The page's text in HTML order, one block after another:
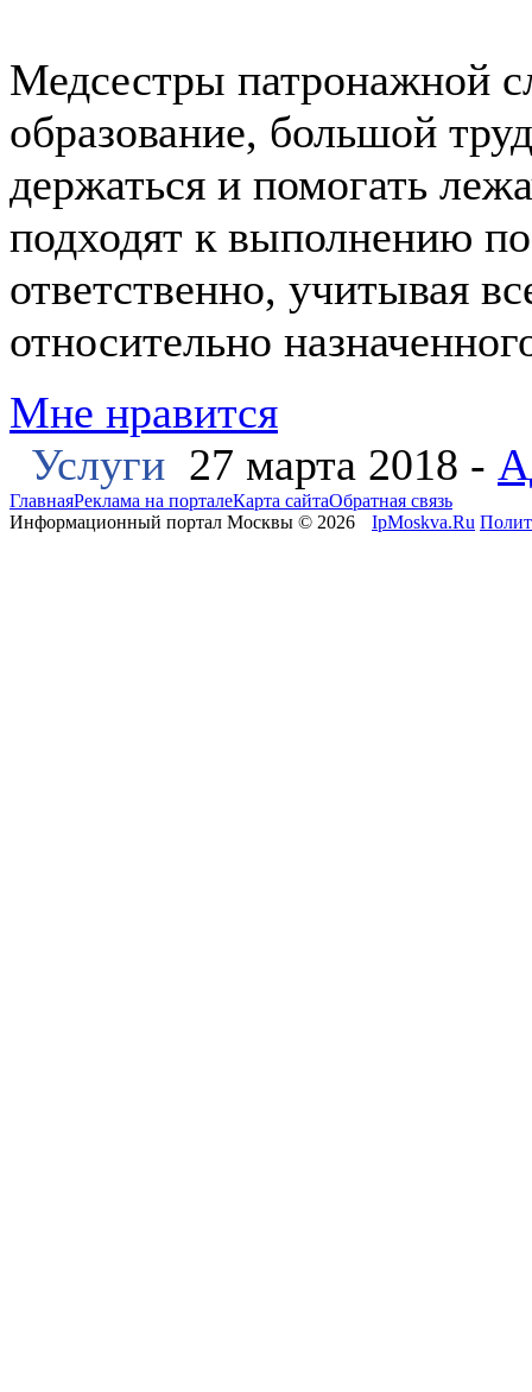
Медсестры патронажной
образование, большой
держаться и помогать
подходят к выполнению
ответственно, учитывая
относительно
Мне нравится
Услуги 27 марта 2018 -
ГлавнаяРеклама на порталеКарта сайтаОбратная связь
Информационный портал Москвы © 2026
IpMoskva.Ru